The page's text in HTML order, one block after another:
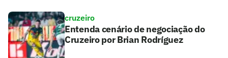
cruzeiro
Entenda cenário de negociação do
Cruzeiro por Brian Rodríguez